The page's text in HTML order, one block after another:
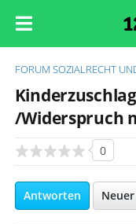
FORUM SOZIALRECHT
/Widerspruch
0
Antworten